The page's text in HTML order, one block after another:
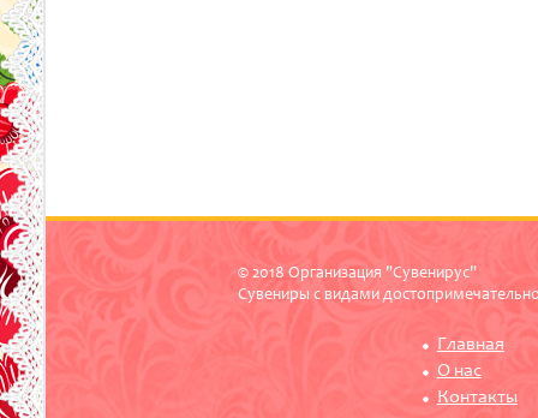
© 2018 Организация "Сувенирус"
Сувениры с видами
Главная
О нас
Контакты